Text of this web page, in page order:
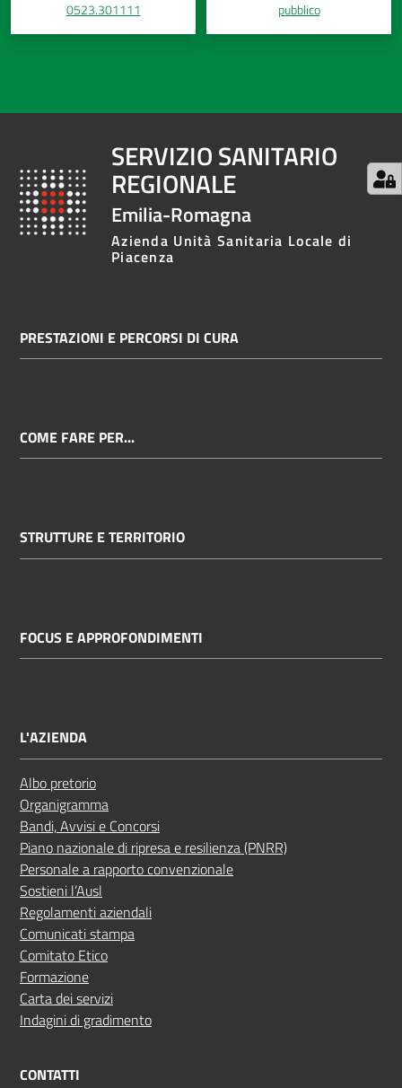
0523.301111
pubblico
SERVIZIO SANITARIO
REGIONALE
Emilia-Romagna
Azienda Unità Sanitaria Locale di
Piacenza
PRESTAZIONI E PERCORSI DI CURA
COME FARE PER...
STRUTTURE E TERRITORIO
FOCUS E APPROFONDIMENTI
L'AZIENDA
Albo pretorio
Organigramma
Bandi, Avvisi e Concorsi
Piano nazionale di ripresa e resilienza (PNRR)
Personale a rapporto convenzionale
Sostieni l’Ausl
Regolamenti aziendali
Comunicati stampa
Comitato Etico
Formazione
Carta dei servizi
Indagini di gradimento
CONTATTI